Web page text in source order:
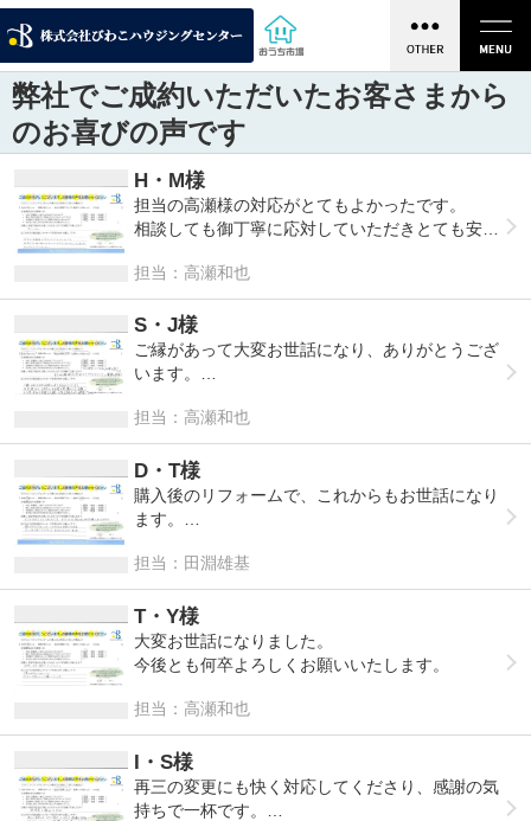
弊社でご成約いただいたお客さまから
のお喜びの声です
H・M様
担当の高瀬様の対応がとてもよかったです。
相談しても御丁寧に応対していただきとても安心
ありがとうございました。
担当：高瀬和也
S・J様
ご縁があって大変お世話になり、ありがとうござ
います。
たいと思いますので宜敷くお願いします。
お身体大切に頑張って下さい。
担当：高瀬和也
D・T様
購入後のリフォームで、これからもお世話になり
ます。
した。
担当：田淵雄基
T・Y様
大変お世話になりました。
今後とも何卒よろしくお願いいたします。
担当：高瀬和也
I・S様
再三の変更にも快く対応してくださり、感謝の気
持ちで一杯です。